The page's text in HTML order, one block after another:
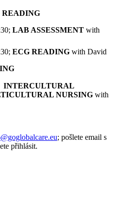
READING
LAB ASSESSMENT with
ECG READING with David
INTERCULTURAL
NURSING with
; pošlete email s
přihlásit.